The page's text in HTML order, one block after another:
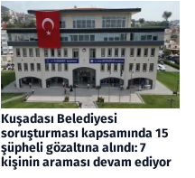
Kuşadası Belediyesi
soruşturması kapsamında 15
şüpheli gözaltına alındı: 7
kişinin araması devam ediyor